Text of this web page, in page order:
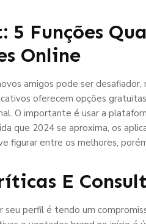
5 Funções
Online
amigos pode ser
oferecem opções
O importante é usar a
que 2024 se aproxima, os
figurar entre os melhores,
E
perfil é tendo um